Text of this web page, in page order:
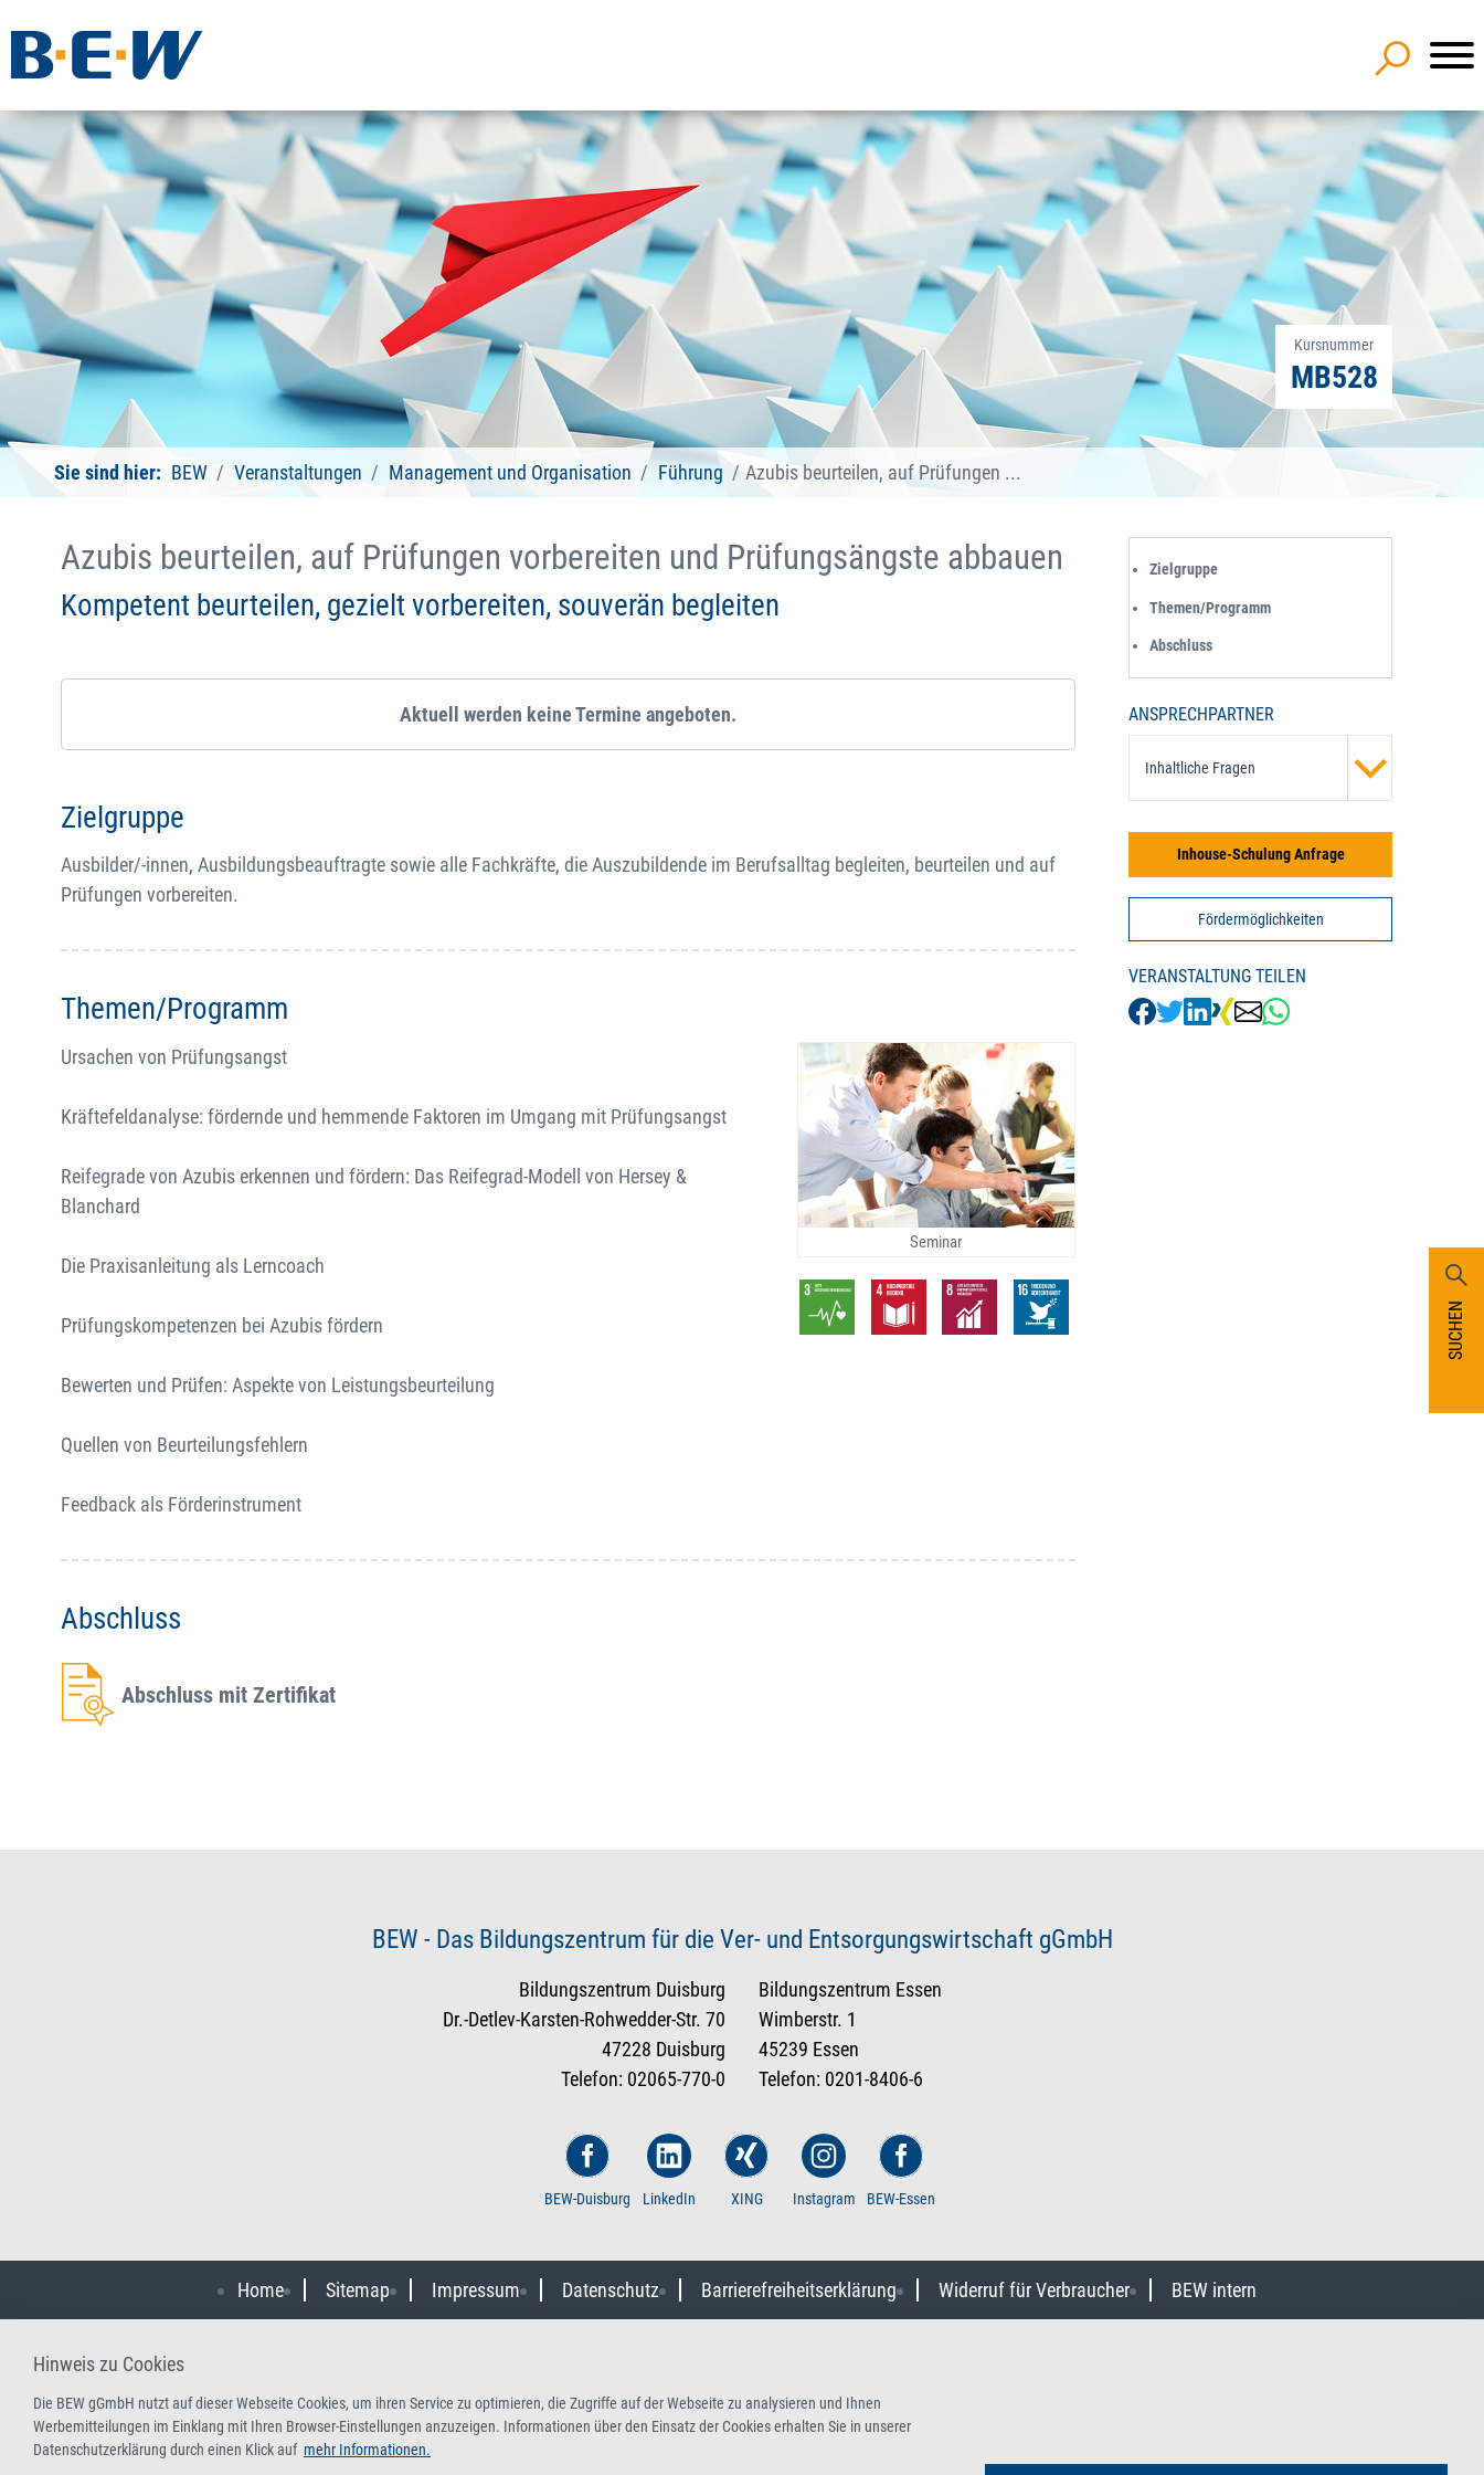
SUCHEN
Kursnummer
MB528
Sie sind hier: BEW Veranstaltungen Management und Organisation Führung Azubis beurteilen, auf Prüfungen ...
Azubis beurteilen, auf Prüfungen vorbereiten und Prüfungsängste abbauen
Kompetent beurteilen, gezielt vorbereiten, souverän begleiten
Aktuell werden keine Termine angeboten.
Zielgruppe
Ausbilder/-innen, Ausbildungsbeauftragte sowie alle Fachkräfte, die Auszubildende im Berufsalltag begleiten, beurteilen und auf
Prüfungen vorbereiten.
Themen/Programm
Seminar
Ursachen von Prüfungsangst
Kräftefeldanalyse: fördernde und hemmende Faktoren im Umgang mit Prüfungsangst
Reifegrade von Azubis erkennen und fördern: Das Reifegrad-Modell von Hersey &
Blanchard
Die Praxisanleitung als Lerncoach
Prüfungskompetenzen bei Azubis fördern
Bewerten und Prüfen: Aspekte von Leistungsbeurteilung
Quellen von Beurteilungsfehlern
Feedback als Förderinstrument
Abschluss
Abschluss mit Zertifikat
Zielgruppe
Themen/Programm
Abschluss
ANSPRECHPARTNER
Inhaltliche Fragen
Inhouse-Schulung Anfrage
Fördermöglichkeiten
VERANSTALTUNG TEILEN
BEW - Das Bildungszentrum für die Ver- und Entsorgungswirtschaft gGmbH
Bildungszentrum Duisburg
Dr.-Detlev-Karsten-Rohwedder-Str. 70
47228 Duisburg
Telefon: 02065-770-0
Bildungszentrum Essen
Wimberstr. 1
45239 Essen
Telefon: 0201-8406-6
BEW-Duisburg LinkedIn XING Instagram BEW-Essen
Home Sitemap Impressum Datenschutz Barrierefreiheitserklärung Widerruf für Verbraucher BEW intern
Hinweis zu Cookies
Die BEW gGmbH nutzt auf dieser Webseite Cookies, um ihren Service zu optimieren, die Zugriffe auf der Webseite zu analysieren und Ihnen
Werbemitteilungen im Einklang mit Ihren Browser-Einstellungen anzuzeigen. Informationen über den Einsatz der Cookies erhalten Sie in unserer
Datenschutzerklärung durch einen Klick auf mehr Informationen.